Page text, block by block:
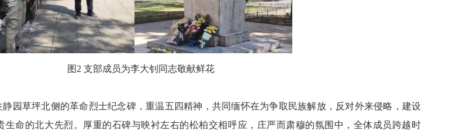
图 2 支部成员为李大钊同志敬献鲜花
静园草坪北侧的革命烈士纪念碑， 重温五四精神，共同缅怀在为争取民族解放，反对外来侵略，建设
命的北大先烈。厚重的石碑与映衬左右的松柏交相呼应，庄严而肃穆的氛围中， 全体成员跨越时